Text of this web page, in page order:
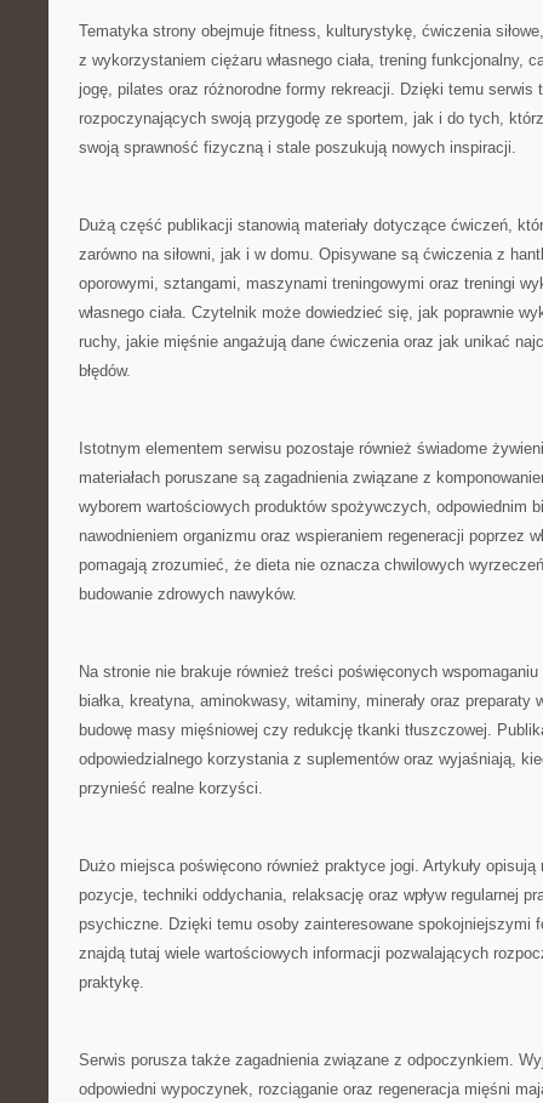
Tematyka strony obejmuje fitness, kulturystykę, ćwiczenia
z wykorzystaniem ciężaru własnego ciała, trening funkcjonalny,
jogę, pilates oraz różnorodne formy rekreacji. Dzięki temu serwis
rozpoczynających swoją przygodę ze sportem, jak i do tych,
swoją sprawność fizyczną i stale poszukują nowych inspiracji.
Dużą część publikacji stanowią materiały dotyczące ćwiczeń,
zarówno na siłowni, jak i w domu. Opisywane są ćwiczenia z
oporowymi, sztangami, maszynami treningowymi oraz treningi
własnego ciała. Czytelnik może dowiedzieć się, jak poprawnie
ruchy, jakie mięśnie angażują dane ćwiczenia oraz jak unikać
błędów.
Istotnym elementem serwisu pozostaje również świadome
materiałach poruszane są zagadnienia związane z
wyborem wartościowych produktów spożywczych, odpowiednim
nawodnieniem organizmu oraz wspieraniem regeneracji poprzez
pomagają zrozumieć, że dieta nie oznacza chwilowych
budowanie zdrowych nawyków.
Na stronie nie brakuje również treści poświęconych
białka, kreatyna, aminokwasy, witaminy, minerały oraz preparaty
budowę masy mięśniowej czy redukcję tkanki tłuszczowej.
odpowiedzialnego korzystania z suplementów oraz wyjaśniają,
przynieść realne korzyści.
Dużo miejsca poświęcono również praktyce jogi. Artykuły
pozycje, techniki oddychania, relaksację oraz wpływ regularnej
psychiczne. Dzięki temu osoby zainteresowane spokojniejszymi
znajdą tutaj wiele wartościowych informacji pozwalających
praktykę.
Serwis porusza także zagadnienia związane z odpoczynkiem.
odpowiedni wypoczynek, rozciąganie oraz regeneracja mięśni